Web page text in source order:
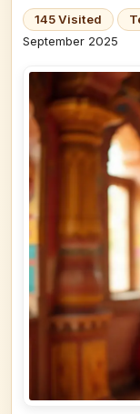
145 Visited
September 2025